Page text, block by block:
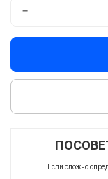
−
Если сложно